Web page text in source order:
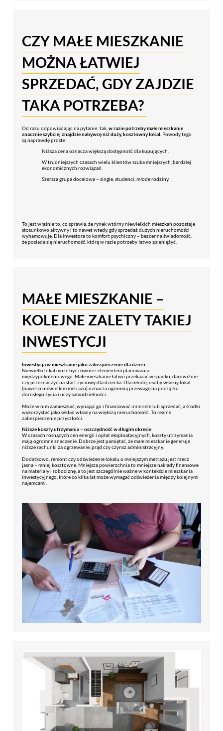
CZY MAŁE MIESZKANIE
MOŻNA ŁATWIEJ
SPRZEDAĆ, GDY ZAJDZIE
TAKA POTRZEBA?
Od razu odpowiadając na pytanie: tak, w razie potrzeby małe mieszkanie
znacznie szybciej znajdzie nabywcę niż duży, kosztowny lokal. Powody tego
są naprawdę proste:
Niższa cena oznacza większą dostępność dla kupujących.
W trudniejszych czasach wielu klientów szuka mniejszych, bardziej
ekonomicznych rozwiązań.
Szersza grupa docelowa – single, studenci, młode rodziny.
To jest właśnie to, co sprawia, że rynek wtórny niewielkich mieszkań pozostaje
stosunkowo aktywny i to nawet wtedy, gdy sprzedaż dużych nieruchomości
wyhamowuje. Dla inwestora to komfort psychiczny – bezcenna świadomość,
że posiada się nieruchomość, którą w razie potrzeby łatwo spieniężyć.
MAŁE MIESZKANIE –
KOLEJNE ZALETY TAKIEJ
INWESTYCJI
Inwestycja w mieszkanie jako zabezpieczenie dla dzieci
Niewielki lokal może być również elementem planowania
międzypokoleniowego. Małe mieszkanie łatwo przekazać w spadku, darowiźnie
czy przeznaczyć na start życiowy dla dziecka. Dla młodej osoby własny lokal
(nawet o niewielkim metrażu) oznacza ogromną przewagę na początku
dorosłego życia i uczy samodzielności.
Może w nim zamieszkać, wynająć go i finansować inne cele lub sprzedać, a środki
wykorzystać jako wkład własny na większą nieruchomość. To realne
zabezpieczenie przyszłości.
Niższe koszty utrzymania – oszczędność w długim okresie
W czasach rosnących cen energii i opłat eksploatacyjnych, koszty utrzymania
mają ogromne znaczenie. Dobrze jest pamiętać, że małe mieszkanie generuje
niższe rachunki za ogrzewanie, prąd czy czynsz administracyjny.
Dodatkowo, remont czy odświeżenie lokalu o mniejszym metrażu jest rzecz
jasna – mniej kosztowne. Mniejsza powierzchnia to mniejsze nakłady finansowe
na materiały i robociznę, a to jest szczególnie ważne w kontekście mieszkania
inwestycyjnego, które co kilka lat może wymagać odświeżenia między kolejnymi
najemcami.